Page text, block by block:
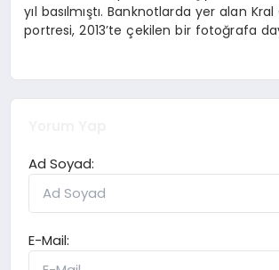
yıl basılmıştı. Banknotlarda yer alan
portresi, 2013’te çekilen bir fotoğrafa
Ad Soyad:
E-Mail: